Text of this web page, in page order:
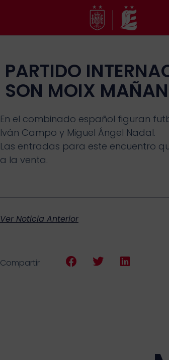
PARTIDO
SON MOIX
En el combinado español figuran
Iván Campo y Miguel Ángel Nadal.
Las entradas para este encuentro
a la venta.
Ver Noticia Anterior
Compartir